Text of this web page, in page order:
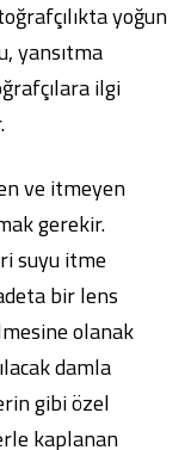
yoğun
yansıtma
ilgi
ve itmeyen
gerekir.
suyu itme
bir lens
olanak
damla
gibi özel
kaplanan